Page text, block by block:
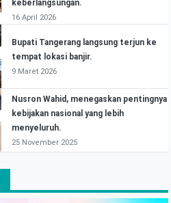
keberlangsungan.
16 April 2026
Bupati Tangerang langsung terjun ke
tempat lokasi banjir.
9 Maret 2026
Nusron Wahid, menegaskan pentingnya
kebijakan nasional yang lebih
menyeluruh.
25 November 2025